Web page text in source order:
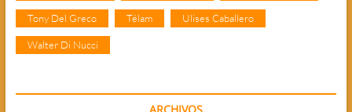
Tony Del Greco Télam Ulises Caballero
Walter Di Nucci